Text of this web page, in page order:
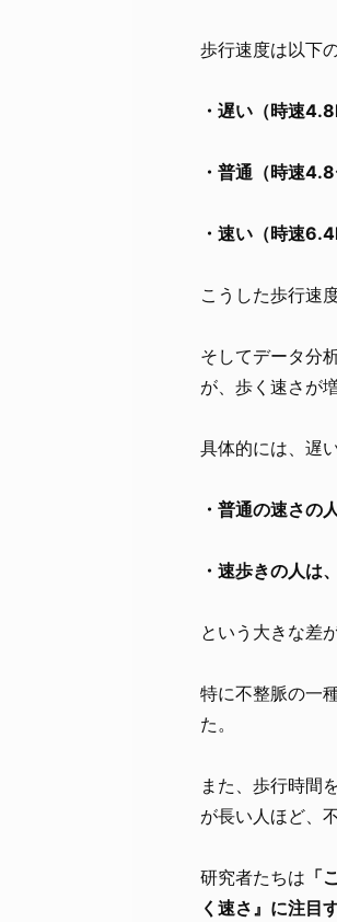
歩行速度は以下
・遅い（時速
・普通（時速
・速い（時速
こうした歩行速
そしてデータ分
が、歩く速さが
具体的には、遅
・普通の速さの
・速歩きの人は
という大きな差
特に不整脈の一
た。
また、歩行時間
が長い人ほど、
研究者たちは 「
く速さ』に注目